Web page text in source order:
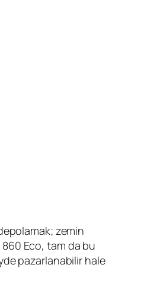
zemin
860 Eco, tam da bu
pazarlanabilir hale